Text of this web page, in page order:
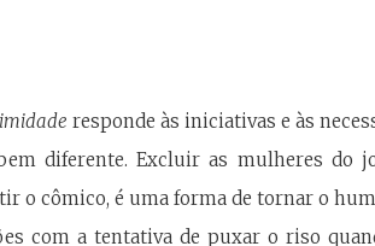
responde às iniciativas e às
diferente. Excluir as mulheres do
o cômico, é uma forma de tornar o
com a tentativa de puxar o riso